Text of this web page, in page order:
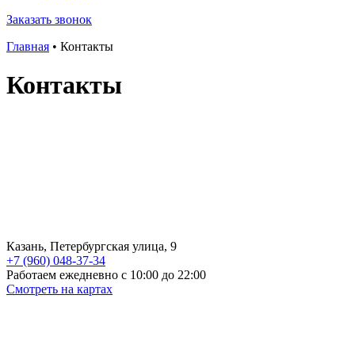
Заказать звонок
Главная • Контакты
Контакты
Казань, Петербургская улица, 9
+7 (960) 048-37-34
Работаем ежедневно с 10:00 до 22:00
Смотреть на картах